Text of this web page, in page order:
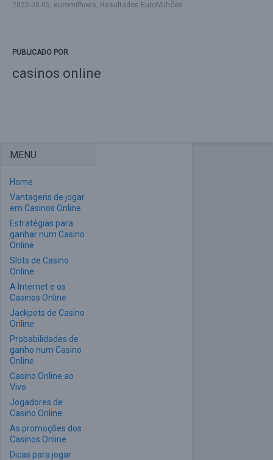
2022-08-05, euromilhoes, Resultados EuroMilhões
PUBLICADO POR
casinos online
MENU
Home
Vantagens de jogar
em Casinos Online
Estratégias para
ganhar num Casino
Online
Slots de Casino
Online
A Internet e os
Casinos Online
Jackpots de Casino
Online
Probabilidades de
ganho num Casino
Online
Casino Online ao
Vivo
Jogadores de
Casino Online
As promoções dos
Casinos Online
Dicas para jogar